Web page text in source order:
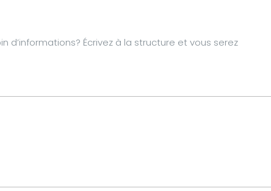
Écrivez à la structure et vous serez